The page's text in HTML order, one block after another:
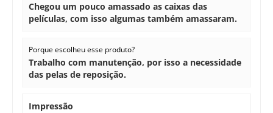
Chegou um pouco amassado as caixas das
películas, com isso algumas também amassaram.
Porque escolheu esse produto?
Trabalho com manutenção, por isso a necessidade
das pelas de reposição.
Impressão